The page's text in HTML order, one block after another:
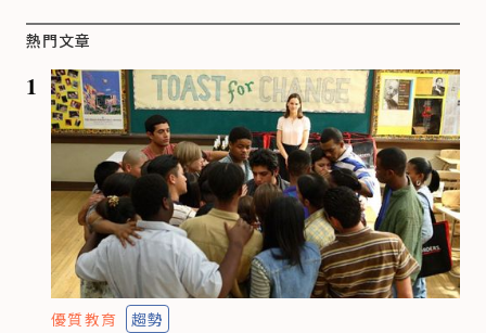
熱門文章
1
優質教育 趨勢